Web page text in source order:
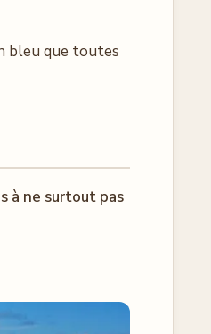
bleu que toutes
à ne surtout pas